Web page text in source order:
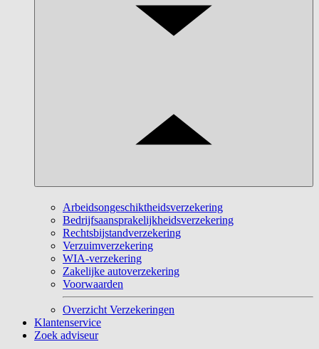
Arbeidsongeschiktheidsverzekering
Bedrijfsaansprakelijkheidsverzekering
Rechtsbijstandverzekering
Verzuimverzekering
WIA-verzekering
Zakelijke autoverzekering
Voorwaarden
Overzicht Verzekeringen
Klantenservice
Zoek adviseur